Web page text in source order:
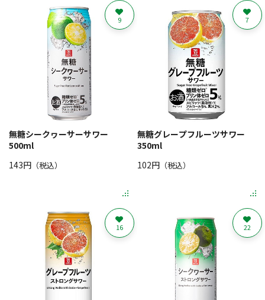
無糖シークヮーサーサワー
500ml
143円 （税込）
9
無糖グレープフルーツサワー
350ml
102円（税込）
7
16 22